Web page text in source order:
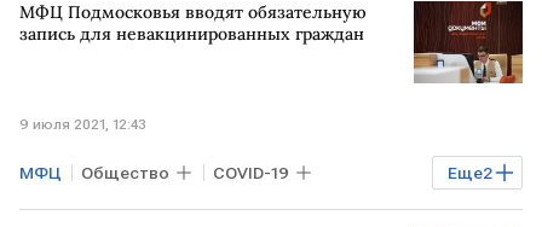
коронавирус
МФЦ Подмосковья вводят обязательную
запись для невакцинированных граждан
9 июля 2021, 12:43
Еще2
МФЦ Общество COVID-19
ПОДМОСКОВЬЕ вакцинация